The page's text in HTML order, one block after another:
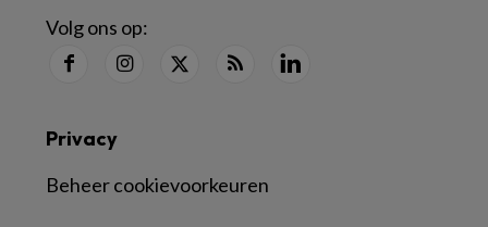
Volg ons op:
Privacy
Beheer cookievoorkeuren